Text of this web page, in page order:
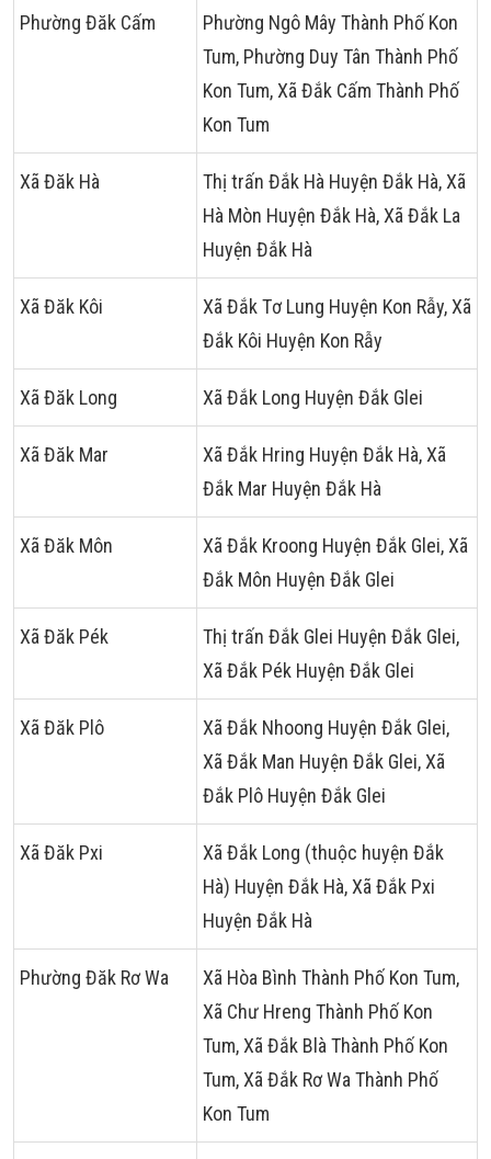
Phường Đăk Cấm
Phường Ngô Mây Thành Phố Kon
Tum, Phường Duy Tân Thành Phố
Kon Tum, Xã Đắk Cấm Thành Phố
Kon Tum
Xã Đăk Hà
Thị trấn Đắk Hà Huyện Đắk Hà, Xã
Hà Mòn Huyện Đắk Hà, Xã Đắk La
Huyện Đắk Hà
Xã Đăk Kôi
Xã Đắk Tơ Lung Huyện Kon Rẫy, Xã
Đắk Kôi Huyện Kon Rẫy
Xã Đăk Long Xã Đắk Long Huyện Đắk Glei
Xã Đăk Mar
Xã Đắk Hring Huyện Đắk Hà, Xã
Đắk Mar Huyện Đắk Hà
Xã Đăk Môn
Xã Đắk Kroong Huyện Đắk Glei, Xã
Đắk Môn Huyện Đắk Glei
Xã Đăk Pék
Thị trấn Đắk Glei Huyện Đắk Glei,
Xã Đắk Pék Huyện Đắk Glei
Xã Đăk Plô
Xã Đắk Nhoong Huyện Đắk Glei,
Xã Đắk Man Huyện Đắk Glei, Xã
Đắk Plô Huyện Đắk Glei
Xã Đăk Pxi
Xã Đắk Long (thuộc huyện Đắk
Hà) Huyện Đắk Hà, Xã Đắk Pxi
Huyện Đắk Hà
Phường Đăk Rơ Wa
Xã Hòa Bình Thành Phố Kon Tum,
Xã Chư Hreng Thành Phố Kon
Tum, Xã Đắk Blà Thành Phố Kon
Tum, Xã Đắk Rơ Wa Thành Phố
Kon Tum